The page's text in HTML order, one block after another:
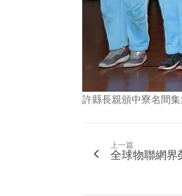
許縣長親頒中寮名間
上一篇
全球物聯網界